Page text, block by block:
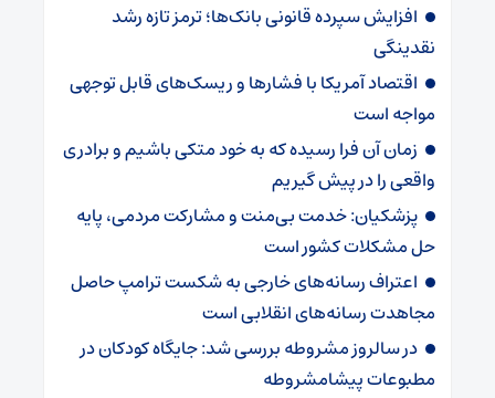
افزایش سپرده قانونی بانک‌ها؛ ترمز تازه رشد
نقدینگی
اقتصاد آمریکا با فشارها و ریسک‌های قابل توجهی
مواجه است
زمان آن فرا رسیده که به خود متکی باشیم و برادری
واقعی را در پیش گیریم
پزشکیان: خدمت بی‌منت و مشارکت مردمی، پایه
حل مشکلات کشور است
اعتراف رسانه‌های خارجی به شکست ترامپ حاصل
مجاهدت رسانه‌های انقلابی است
در سالروز مشروطه بررسی شد: جایگاه کودکان در
مطبوعات پیشامشروطه